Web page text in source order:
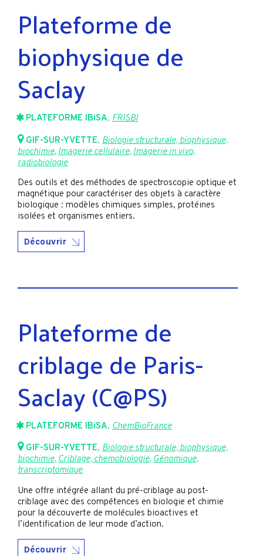
Plateforme de
biophysique de
Saclay
PLATEFORME IBiSA, FRISBI
GIF-SUR-YVETTE, Biologie structurale, biophysique,
biochimie, Imagerie cellulaire, Imagerie in vivo,
radiobiologie
Des outils et des méthodes de spectroscopie optique et
magnétique pour caractériser des objets à caractère
biologique : modèles chimiques simples, protéines
isolées et organismes entiers.
Découvrir
Plateforme de
criblage de Paris-
Saclay (C@PS)
PLATEFORME IBiSA, ChemBioFrance
GIF-SUR-YVETTE, Biologie structurale, biophysique,
biochimie,Criblage, chemobiologie,Génomique,
transcriptomique
Une offre intégrée allant du pré-criblage au post-
criblage avec des compétences en biologie et chimie
pour la découverte de molécules bioactives et
l’identification de leur mode d’action.
Découvrir